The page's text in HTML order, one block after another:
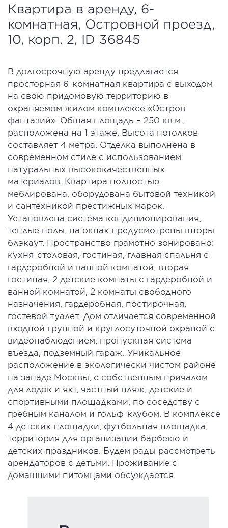
Квартира в аренду, 6-
комнатная, Островной проезд,
10, корп. 2, ID 36845
В долгосрочную аренду предлагается
просторная 6-комнатная квартира с выходом
на свою придомовую территорию в
охраняемом жилом комплексе «Остров
фантазий». Общая площадь – 250 кв.м.,
расположена на 1 этаже. Высота потолков
составляет 4 метра. Отделка выполнена в
современном стиле с использованием
натуральных высококачественных
материалов. Квартира полностью
меблирована, оборудована бытовой техникой
и сантехникой престижных марок.
Установлена система кондиционирования,
теплые полы, на окнах предусмотрены шторы
блэкаут. Пространство грамотно зонировано:
кухня-столовая, гостиная, главная спальня с
гардеробной и ванной комнатой, вторая
гостиная, 2 детские комнаты с гардеробной и
ванной комнатой, 2 комнаты свободного
назначения, гардеробная, постирочная,
гостевой туалет. Дом отличается современной
входной группой и круглосуточной охраной с
видеонаблюдением, пропускная система
въезда, подземный гараж. Уникальное
расположение в экологически чистом районе
на западе Москвы, с собственным причалом
для лодок и яхт, частный пляж, детские и
спортивными площадками, по соседству с
гребным каналом и гольф-клубом. В комплексе
4 детских площадки, футбольная площадка,
территория для организации барбекю и
детских праздников. Будем рады рассмотреть
арендаторов с детьми. Проживание с
домашними питомцами обсуждается.